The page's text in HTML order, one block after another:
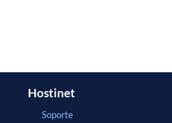
Hostinet
Soporte